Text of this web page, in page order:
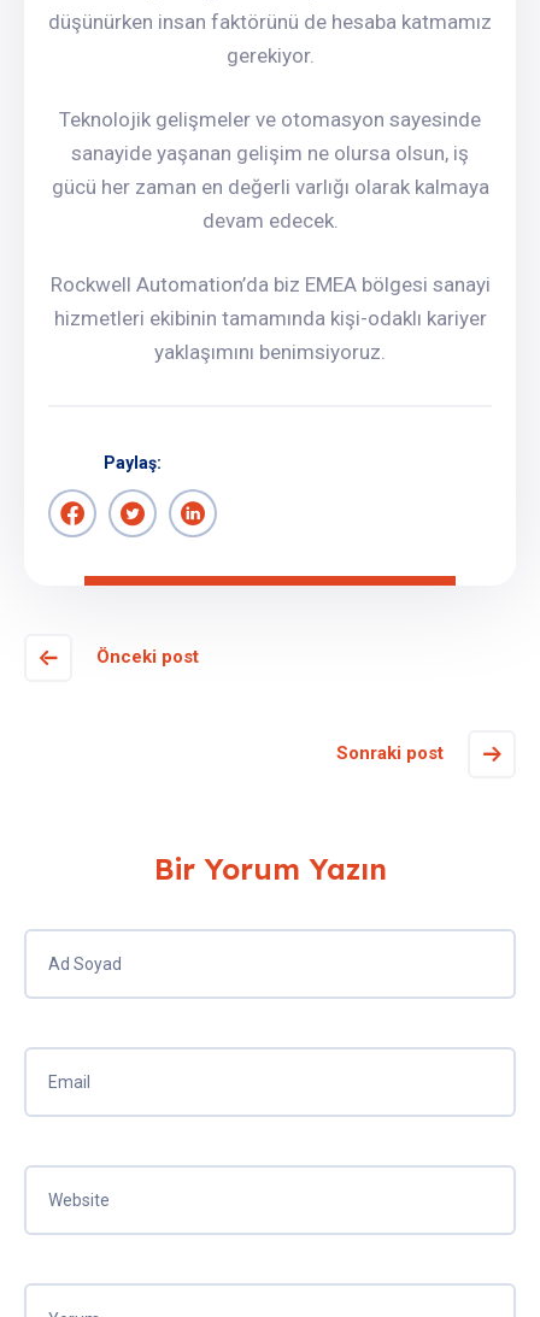
düşünürken insan faktörünü de hesaba katmamız
gerekiyor.
Teknolojik gelişmeler ve otomasyon sayesinde
sanayide yaşanan gelişim ne olursa olsun, iş
gücü her zaman en değerli varlığı olarak kalmaya
devam edecek.
Rockwell Automation’da biz EMEA bölgesi sanayi
hizmetleri ekibinin tamamında kişi-odaklı kariyer
yaklaşımını benimsiyoruz.
Paylaş:
Önceki post
Sonraki post
Bir Yorum Yazın